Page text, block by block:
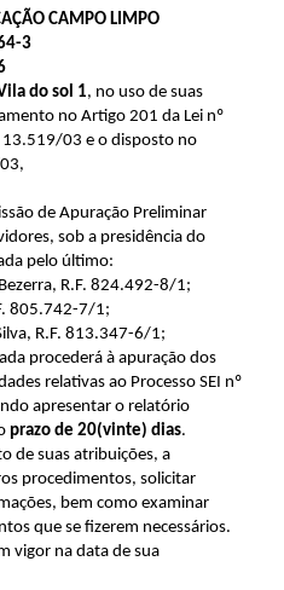
CAMPO LIMPO
3
do sol 1, no uso de suas
no Artigo 201 da Lei nº
03 e o disposto no
de Apuração Preliminar
sob a presidência do
pelo último:
R.F. 824.492-8/1;
805.742-7/1;
R.F. 813.347-6/1;
procederá à apuração dos
relativas ao Processo SEI nº
apresentar o relatório
prazo de 20(vinte) dias.
de suas atribuições, a
procedimentos, solicitar
bem como examinar
que se fizerem necessários.
vigor na data de sua